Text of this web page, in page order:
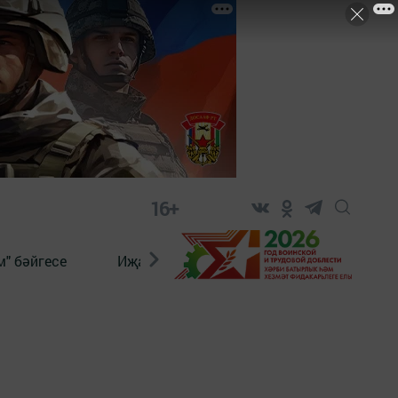
16+
бәйгесе Иҗат Реклама Онлайн